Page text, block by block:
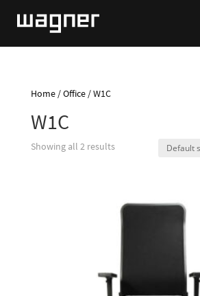
Home/Office/ W1C
W1C
Showing all 2 results